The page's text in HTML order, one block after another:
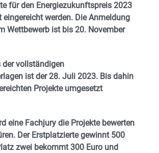
für den Energiezukunftspreis 2023
werden. Die Anmeldung
Wettbewerb ist bis 20. November
der vollständigen
ist der 28. Juli 2023. Bis dahin
Projekte umgesetzt
eine Fachjury die Projekte bewerten
Der Erstplatzierte gewinnt 500
zwei bekommt 300 Euro und